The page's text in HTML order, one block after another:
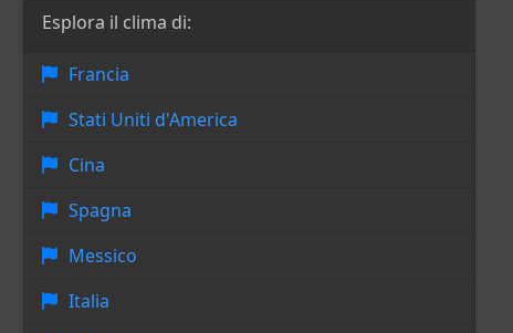
Esplora il clima di:
Francia
Stati Uniti d'America
Cina
Spagna
Messico
Italia